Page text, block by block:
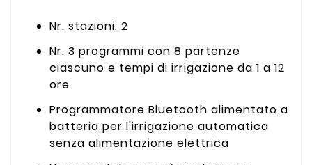
Nr. stazioni: 2
Nr. 3 programmi con 8 partenze
ciascuno e tempi di irrigazione da 1 a 12
ore
Programmatore Bluetooth alimentato a
batteria per l'irrigazione automatica
senza alimentazione elettrica